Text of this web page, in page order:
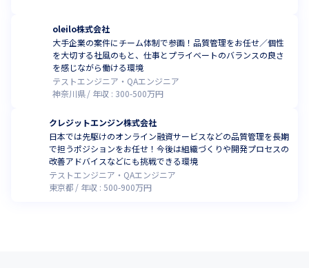
oleilo株式会社
大手企業の案件にチーム体制で参画！品質管理をお任せ／個性
を大切する社風のもと、仕事とプライベートのバランスの良さ
を感じながら働ける環境
テストエンジニア・QAエンジニア
神奈川県
年収 : 300-500万円
クレジットエンジン株式会社
日本では先駆けのオンライン融資サービスなどの品質管理を長期
で担うポジションをお任せ！今後は組織づくりや開発プロセスの
改善アドバイスなどにも挑戦できる環境
テストエンジニア・QAエンジニア
東京都
年収 : 500-900万円